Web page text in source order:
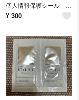
個人情報保護シール 87枚
¥ 300